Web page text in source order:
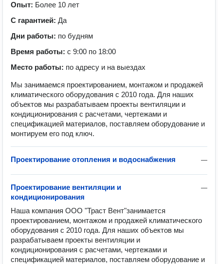
Опыт: Более 10 лет
С гарантией: Да
Дни работы: по будням
Время работы: с 9:00 по 18:00
Место работы: по адресу и на выездах
Мы занимаемся проектированием, монтажом и продажей
климатического оборудования с 2010 года. Для наших
объектов мы разрабатываем проекты вентиляции и
кондиционирования с расчетами, чертежами и
спецификацией материалов, поставляем оборудование и
монтируем его под ключ.
—
Проектирование отопления и водоснабжения
—
Проектирование вентиляции и
кондиционирования
Наша компания ООО "Траст Вент"занимается
проектированием, монтажом и продажей климатического
оборудования с 2010 года. Для наших объектов мы
разрабатываем проекты вентиляции и
кондиционирования с расчетами, чертежами и
спецификацией материалов, поставляем оборудование и